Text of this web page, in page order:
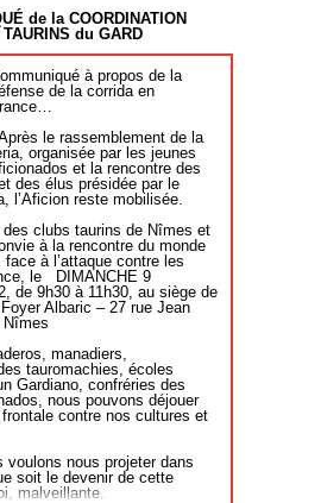
à propos de la
de la corrida en
le rassemblement de la
organisée par les jeunes
et la rencontre des
des élus présidée par le
l’Aficion reste mobilisée.
des clubs taurins de Nîmes et
à la rencontre du monde
à l’attaque contre les
le
DIMANCHE 9
de 9h30 à 11h30, au siège de
Albaric – 27 rue Jean
Nîmes
manadiers,
tauromachies, écoles
Gardiano, confréries des
nous pouvons déjouer
contre nos cultures et
voulons nous projeter dans
soit le devenir de cette
malveillante.
les journaux Expresso
et Record.
nuire à moi- même,
la pique française,
du spectacle.
les 3e et 4e toros
1 rencontre avec
réglementaires,
étant monté avec la
L’incident a été
l’intervention du
piques, de
et de moi-même.
tient à
pratiques
qui portent tort à
profession. En aucun
validée par l’UVTF
du picador. Elle
plus respectueuse
il n'est pas sûr que
présentée."
organisé, pour
corridas le 24 novembre à
comme Roland Cecchi-
de la coordination des clubs
et du Gard, seront ce jour-là
"Nous, nous ne sommes ni
de la tauromachie, ni des
des citoyens, passionés de
aussi exprimer la
civile.
incite lui aussi les
faire entendre, alors que les
animalistes multiplient
Corentin
aficionados, prévient lui
corrida ne serait, si elle avait
: "Si la digue tombe, il y en
ce sera la course
des oies."
du MIDI LIBRE
de la COORDINATION
du GARD